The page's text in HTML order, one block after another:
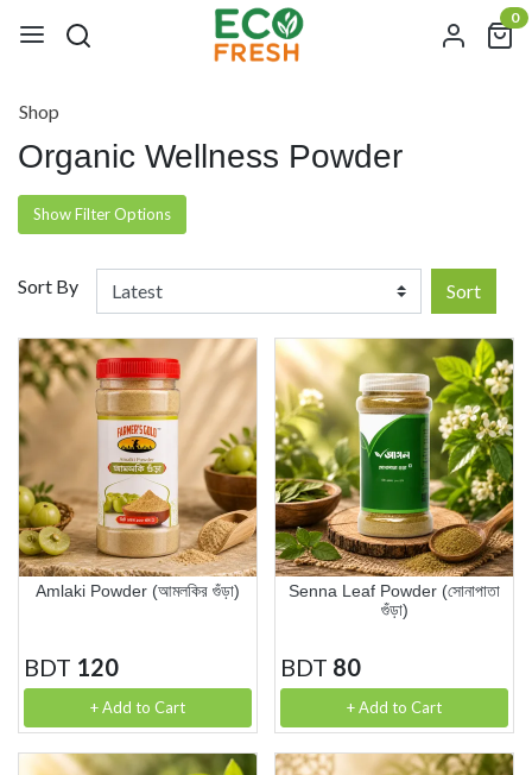
0
Shop
Organic Wellness Powder
Show Filter Options
Sort By Sort
Amlaki Powder (আমলকির গুঁড়া)
BDT 120
+ Add to Cart
Senna Leaf Powder (সোনাপাতা
গুঁড়া)
BDT 80
+ Add to Cart